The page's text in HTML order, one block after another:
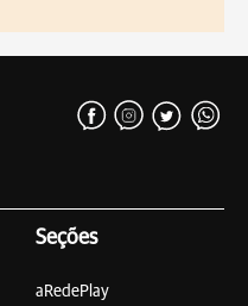
Seções
aRedePlay